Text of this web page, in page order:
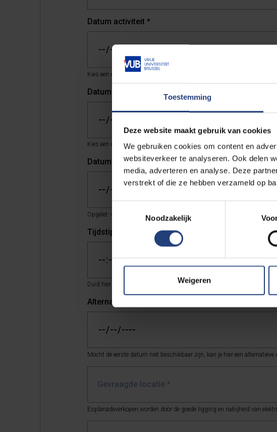
Toestemming
Deze website maakt gebruik van cookies
We gebruiken cookies om content en
websiteverkeer te analyseren. Ook delen
media, adverteren en analyse. Deze
verstrekt of die ze hebben verzameld op
Toestemmingsselectie
Noodzakelijk
Weigeren
Datum activiteit *
Kies een datum en tijdstip dat minstens twee werkdagen in de toekomst
Datum activiteit *
Kies een datum en tijdstip dat minstens vier werkdagen in de toekomst
Datum activiteit ***
Opgelet: vraag een datum en tijdstip aan dat minstens twee weken in de
Tijdstip
Duid hier het gewenste startuur aan.
Alternatieve datum
Mocht de eerste datum niet beschikbaar zijn, kan je hier een alternatieve
Gevraagde locatie *
Esplanadeverkopen worden door de goede ligging en nabijheid van